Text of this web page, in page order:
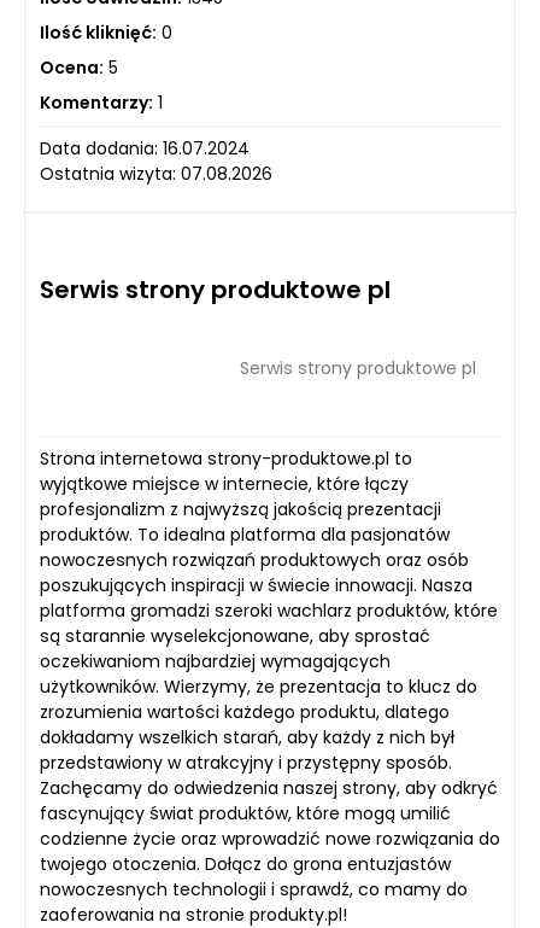
Ilość kliknięć: 0
Ocena: 5
Komentarzy: 1
Data dodania: 16.07.2024
Ostatnia wizyta: 07.08.2026
Serwis strony produktowe pl
Serwis strony produktowe pl
Strona internetowa strony-produktowe.pl to
wyjątkowe miejsce w internecie, które łączy
profesjonalizm z najwyższą jakością prezentacji
produktów. To idealna platforma dla pasjonatów
nowoczesnych rozwiązań produktowych oraz osób
poszukujących inspiracji w świecie innowacji. Nasza
platforma gromadzi szeroki wachlarz produktów, które
są starannie wyselekcjonowane, aby sprostać
oczekiwaniom najbardziej wymagających
użytkowników. Wierzymy, że prezentacja to klucz do
zrozumienia wartości każdego produktu, dlatego
dokładamy wszelkich starań, aby każdy z nich był
przedstawiony w atrakcyjny i przystępny sposób.
Zachęcamy do odwiedzenia naszej strony, aby odkryć
fascynujący świat produktów, które mogą umilić
codzienne życie oraz wprowadzić nowe rozwiązania do
twojego otoczenia. Dołącz do grona entuzjastów
nowoczesnych technologii i sprawdź, co mamy do
zaoferowania na stronie produkty.pl!